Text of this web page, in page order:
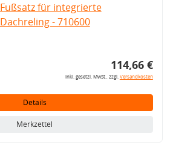
Fußsatz für integrierte
Dachreling - 710600
114,66 €
inkl. gesetzl. MwSt., zzgl.Versandkosten
Details
Merkzettel